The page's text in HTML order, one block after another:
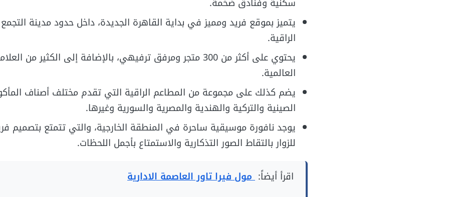
يتميز بموقع فريد ومميز في بداية القاهرة الجديدة، داخل حدود مدينة
الراقية.
يحتوي على أكثر من 300 متجر ومرفق ترفيهي، بالإضافة إلى الكثير من
العالمية.
يضم كذلك على مجموعة من المطاعم الراقية التي تقدم مختلف أصناف
الصينية والتركية والهندية والمصرية والسورية وغيرها.
يوجد نافورة موسيقية ساحرة في المنطقة الخارجية، والتي تتمتع بتصميم
للزوار بالتقاط الصور التذكارية والاستمتاع بأجمل اللحظات.
اقرأ أيضاً: مول فيرا تاور العاصمة الادارية